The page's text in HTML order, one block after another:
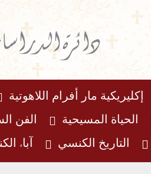
دائرة
إكليريكية مار أفرام اللاهوتية
الحياة المسيحية الفن
التاريخ الكنسي آباء